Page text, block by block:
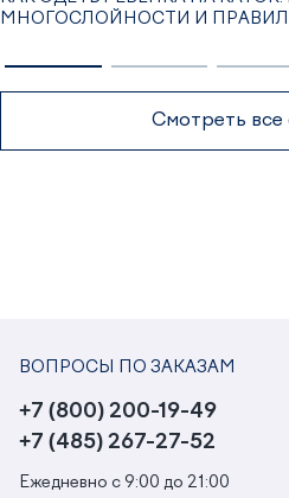
МНОГОСЛОЙНОСТИ И
Смотреть все
ВОПРОСЫ ПО ЗАКАЗАМ
+7 (800) 200-19-49
+7 (485) 267-27-52
Ежедневно с 9:00 до 21:00